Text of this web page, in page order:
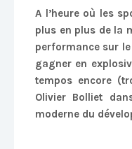
A l’heure où les
plus en plus de la
performance sur
gagner en
tempos encore
Olivier Bolliet
moderne du